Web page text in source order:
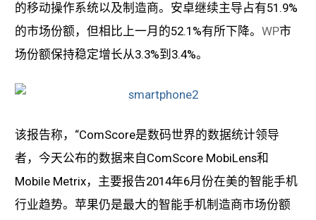
的移动操作系统以及制造商。安卓继续主导占有51.9%
的市场份额，但相比上一月的52.1%有所下降。 WP市
场份额保持稳定增长从3.3%到3.4%。
该报告称，“ComScore是数码世界的数据统计领导
者，今天公布的数据来自ComScore MobiLens和
Mobile Metrix，主要报告2014年6月份在美的智能手机
行业趋势。苹果仍是最大的智能手机制造商市场份额